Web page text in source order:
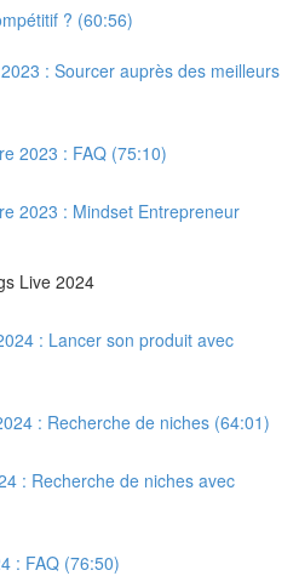
? (60:56)
: Sourcer auprès des meilleurs
2023 : FAQ (75:10)
2023 : Mindset Entrepreneur
Live 2024
: Lancer son produit avec
: Recherche de niches (64:01)
: Recherche de niches avec
: FAQ (76:50)